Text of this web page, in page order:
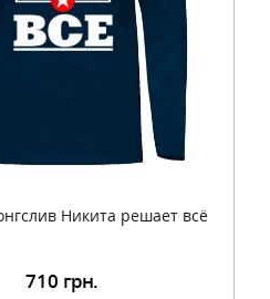
Никита решает всё
710 грн.